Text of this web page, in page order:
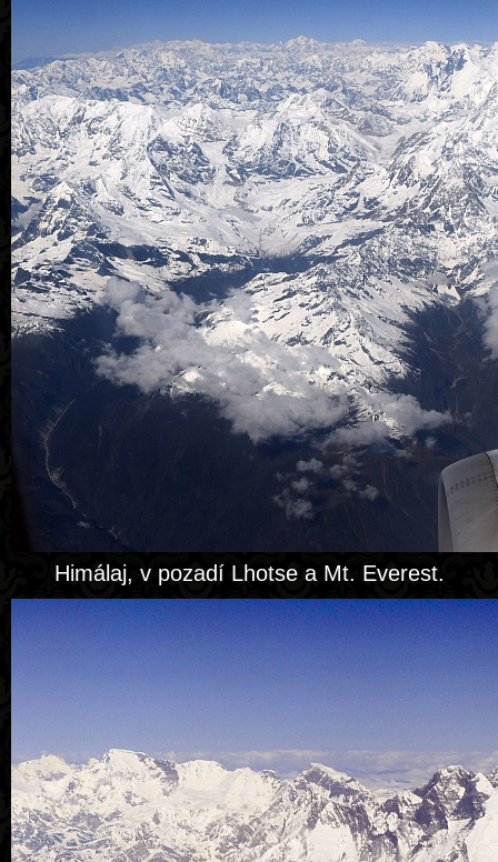
Himálaj, v pozadí Lhotse a Mt. Everest.